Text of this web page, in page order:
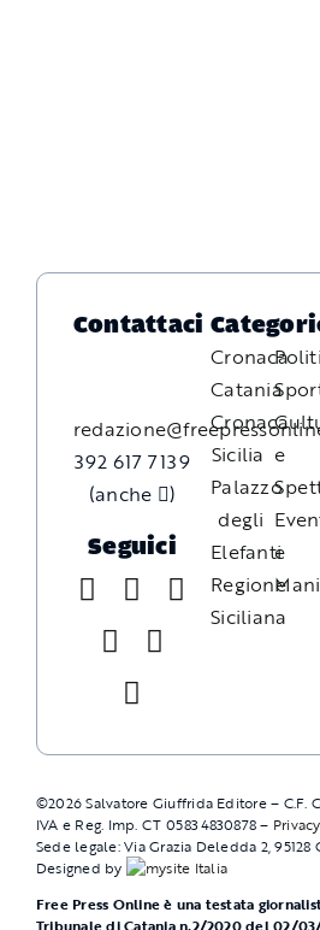
Contattaci
392 617 7139
(anche
)
Seguici
Cronaca
Catania
Cronaca
Sicilia
Palazzo
degli
Elefanti
Regione
Siciliana
e
e
©2026Salvatore Giuffrida Editore – C.F.
IVA e Reg. Imp. CT 05834830878 –
Sede legale: Via Grazia Deledda 2, 95128
Designed by
Free Press Online è una testata
Tribunale di Catania n.2/2020 del 02/